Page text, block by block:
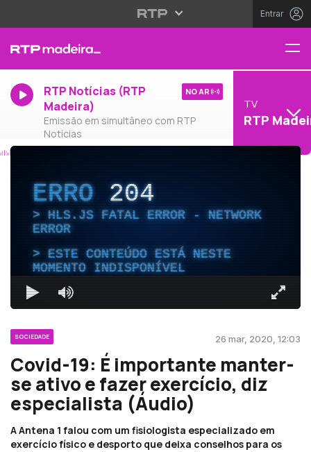
Entrar
RTP Notícias (RTP
Madeira)
Emissão em simultâneo com RTP
Notícias
NO AR
TV
RTP
ERRO204
HLS.JS FATAL ERROR - NETWORK
ERROR
ESTE CONTEÚDO ESTÁ NESTE
MOMENTO INDISPONÍVEL
SOCIEDADE 26 mar, 2020, 12:03
Covid-19: É importante manter-
se ativo e fazer exercício, diz
especialista (Áudio)
A Antena 1 falou com um fisiologista especializado em
exercício físico e desporto que deixa conselhos para os